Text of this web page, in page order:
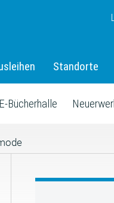
Standorte
E-Bücherhalle